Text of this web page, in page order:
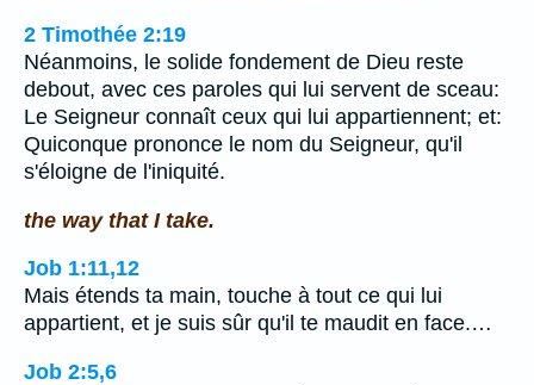
2 Timothée 2:19
Néanmoins, le solide fondement de Dieu reste
debout, avec ces paroles qui lui servent de sceau:
Le Seigneur connaît ceux qui lui appartiennent; et:
Quiconque prononce le nom du Seigneur, qu'il
s'éloigne de l'iniquité.
the way that I take.
Job 1:11,12
Mais étends ta main, touche à tout ce qui lui
appartient, et je suis sûr qu'il te maudit en face.…
Job 2:5,6